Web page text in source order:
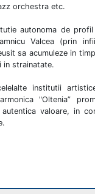
orchestra etc.
autonoma de
Valcea (prin
sa acumuleze in
in strainatate.
institutii
"Oltenia”
autentica valoare, in